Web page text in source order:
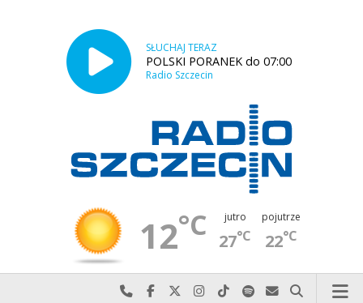
SŁUCHAJ TERAZ
POLSKI PORANEK do 07:00
Radio Szczecin
12°C jutro
27°C
pojutrze
22°C
Najlepiej po prostu do nas zadzwoń
Odwiedź nas na Facebook-u
Odwiedź nas na X
Odwiedź nas na Instagram-ie
Odwiedź nas na TikTok-u
Szukaj nas na Spotify
Wyślij do nas
Szukaj